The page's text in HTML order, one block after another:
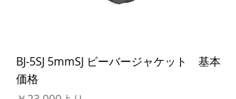
BJ-5SJ 5mmSJ ビーバージャケット 基本
価格